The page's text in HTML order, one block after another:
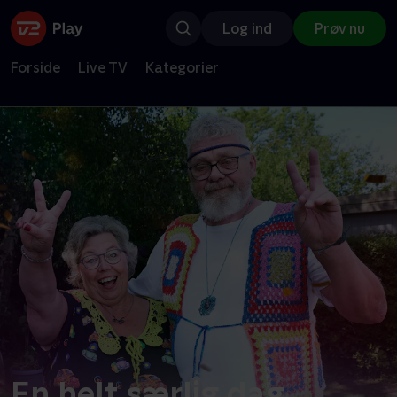
Log ind Prøv nu
Forside Live TV Kategorier